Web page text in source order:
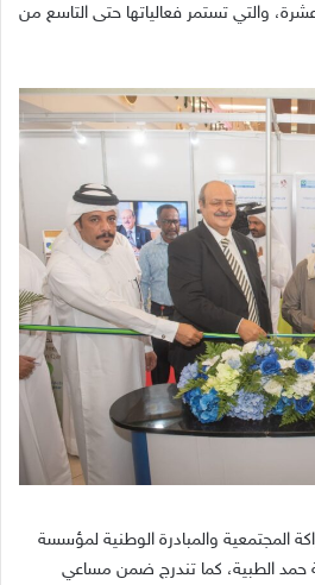
والتي تستمر فعالياتها حتى التاسع من
المجتمعية والمبادرة الوطنية لمؤسسة
الطبية، كما تندرج ضمن مساعي